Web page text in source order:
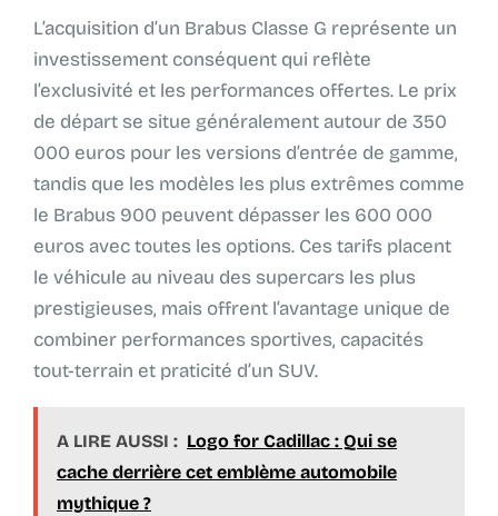
L’acquisition d’un Brabus Classe G représente un
investissement conséquent qui reflète
l’exclusivité et les performances offertes. Le prix
de départ se situe généralement autour de 350
000 euros pour les versions d’entrée de gamme,
tandis que les modèles les plus extrêmes comme
le Brabus 900 peuvent dépasser les 600 000
euros avec toutes les options. Ces tarifs placent
le véhicule au niveau des supercars les plus
prestigieuses, mais offrent l’avantage unique de
combiner performances sportives, capacités
tout-terrain et praticité d’un SUV.
A LIRE AUSSI : Logo for Cadillac : Qui se
cache derrière cet emblème automobile
mythique ?